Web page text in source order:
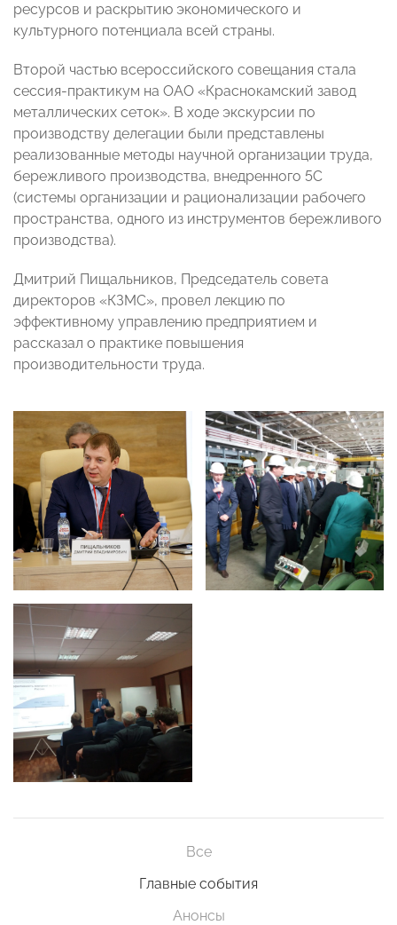
ресурсов и раскрытию экономического и
культурного потенциала всей страны.
Второй частью всероссийского совещания стала
сессия-практикум на ОАО «Краснокамский завод
металлических сеток». В ходе экскурсии по
производству делегации были представлены
реализованные методы научной организации труда,
бережливого производства, внедренного 5С
(системы организации и рационализации рабочего
пространства, одного из инструментов бережливого
производства).
Дмитрий Пищальников, Председатель совета
директоров «КЗМС», провел лекцию по
эффективному управлению предприятием и
рассказал о практике повышения
производительности труда.
Все
Главные события
Анонсы